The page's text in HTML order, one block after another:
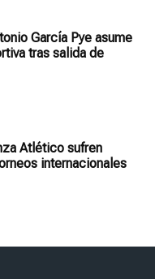
García Pye asume
tras salida de
Atlético sufren
internacionales